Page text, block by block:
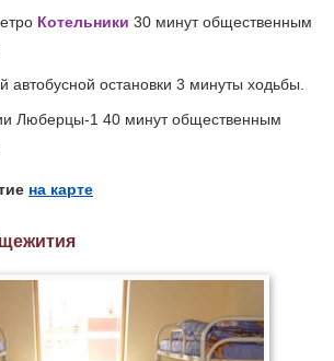
Котельники 30 минут общественным
автобусной остановки 3 минуты ходьбы.
Люберцы-1 40 минут общественным
на карте